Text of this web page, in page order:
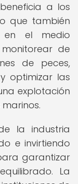
a los
que también
en el medio
de
de peces,
optimizar las
explotación
la industria
e invirtiendo
garantizar
La